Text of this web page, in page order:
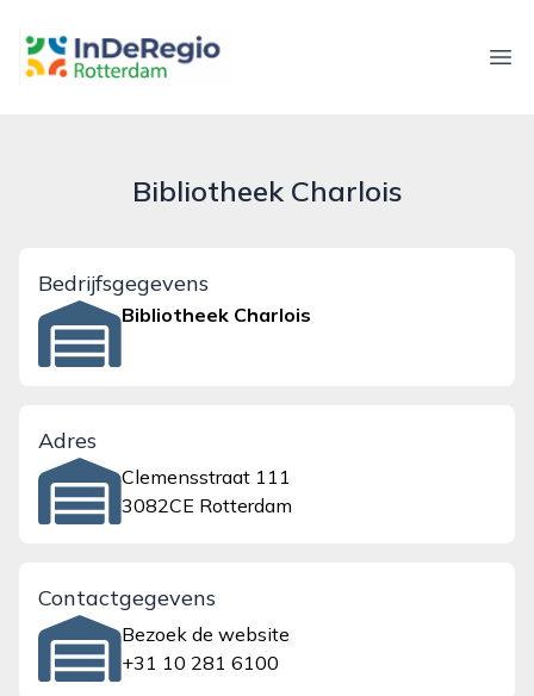
inderegiorotterdam.nl
Bibliotheek Charlois
Bedrijfsgegevens
Bibliotheek Charlois
Adres
Clemensstraat 111
3082CE Rotterdam
Contactgegevens
Bezoek de website
+31 10 281 6100